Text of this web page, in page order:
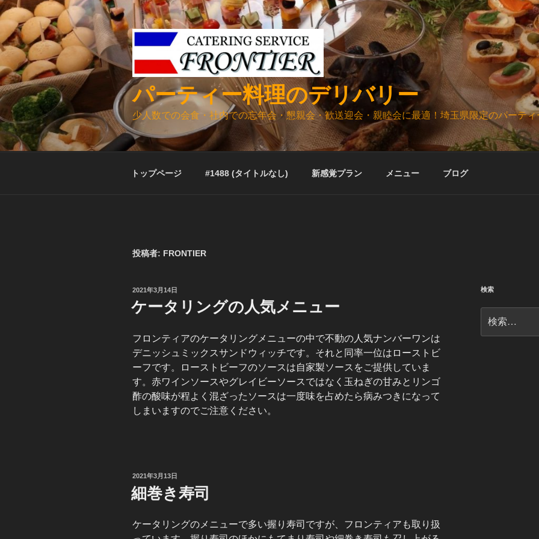
コ
ン
テ
ン
ツ
へ
ス
ッ
プ
パーティー料理のデリバリー
少人数での会食・社内での忘年会・懇親会・歓送迎会・親睦会に最適！埼玉県限定のパーテ
トップページ #1488 (タイトルなし) 新感覚プラン メニュー ブログ
投稿者: FRONTIER
投
稿
日:
2021年3月14日
ケータリングの人気メニュー
フロンティアのケータリングメニューの中で不動の人気ナンバーワンは
デニッシュミックスサンドウィッチです。それと同率一位はローストビ
ーフです。ローストビーフのソースは自家製ソースをご提供していま
す。赤ワインソースやグレイビーソースではなく玉ねぎの甘みとリンゴ
酢の酸味が程よく混ざったソースは一度味を占めたら病みつきになって
しまいますのでご注意ください。
投
稿
日:
2021年3月13日
細巻き寿司
ケータリングのメニューで多い握り寿司ですが、フロンティアも取り扱
検索
索: